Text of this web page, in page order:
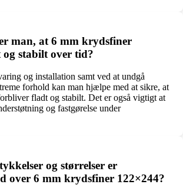
man, at 6 mm krydsfiner
stabilt over tid?
og installation samt ved at undgå
forhold kan man hjælpe med at sikre, at
fladt og stabilt. Det er også vigtigt at
og fastgørelse under
og størrelser er
over 6 mm krydsfiner 122×244?